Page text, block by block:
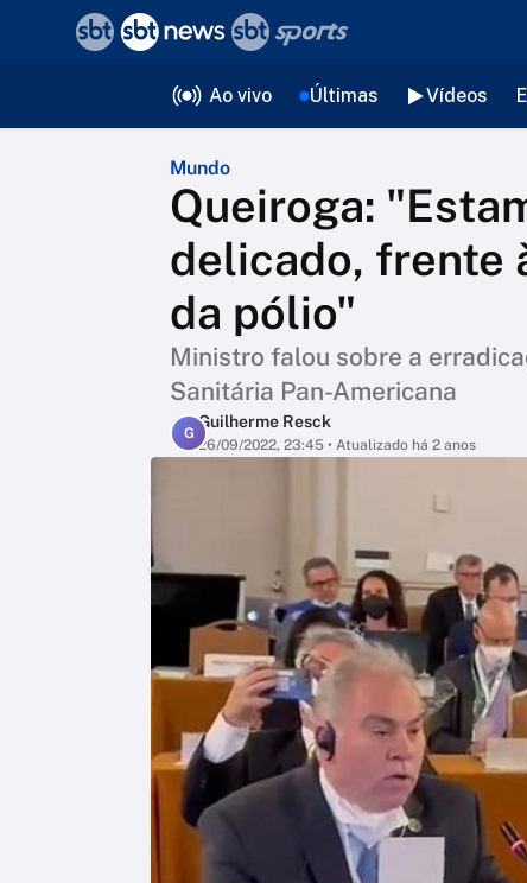
Ao vivo Últimas Vídeos
Mundo
Queiroga:
delicado, frente
da pólio"
Ministro falou sobre a
Sanitária Pan-Americana
G
Guilherme Resck
26/09/2022, 23:45 • Atualizado há 2 anos
voltar
Editorias